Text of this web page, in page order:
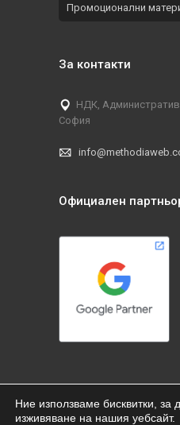
Промоционални
За контакти
НДК,
София
Официален
Ние използваме бисквитки,
изживяване на нашия уебсайт.